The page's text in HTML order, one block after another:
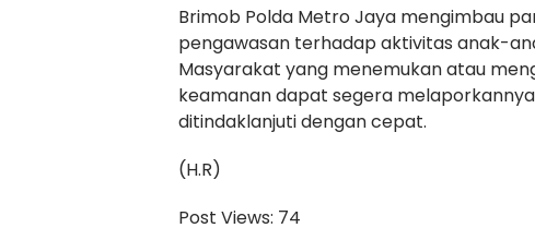
Brimob Polda Metro Jaya mengimbau
pengawasan terhadap aktivitas anak-
Masyarakat yang menemukan atau
keamanan dapat segera
ditindaklanjuti dengan cepat.
(H.R)
Post Views: 74